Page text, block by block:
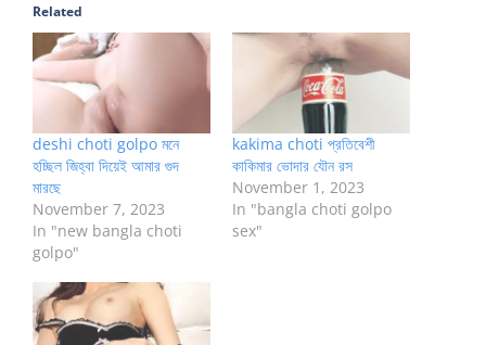
Related
deshi choti golpo মনে
হচ্ছিল জিহ্বা দিয়েই আমার গুদ
মারছে
November 7, 2023
In "new bangla choti
golpo"
kakima choti প্রতিবেশী
কাকিমার ভোদার যৌন রস
November 1, 2023
In "bangla choti golpo
sex"